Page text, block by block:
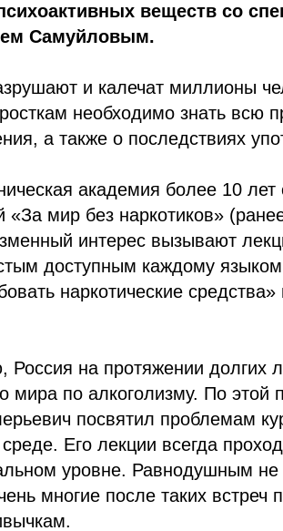
веществ со
Самуйловым.
и калечат миллионы
необходимо знать всю
а также о последствиях
академия более 10 лет
«За мир без наркотиков»
интерес вызывают
доступным каждому
наркотические
Россия на протяжении долгих
мира по алкоголизму. По этой
посвятил проблемам
Его лекции всегда
уровне. Равнодушным не
многие после таких встреч